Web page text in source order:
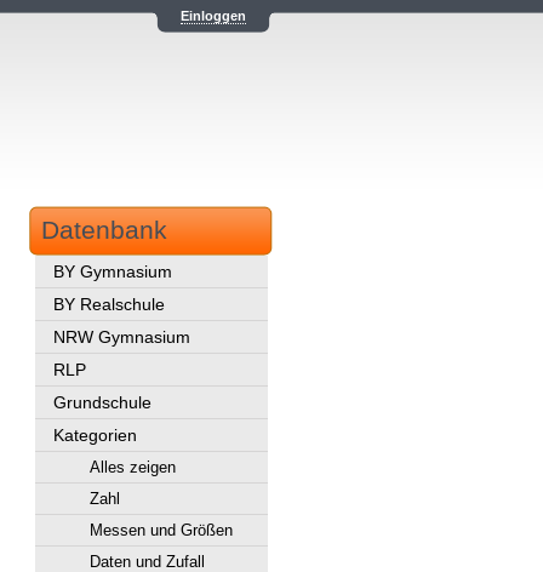
Einloggen
Datenbank
BY Gymnasium
BY Realschule
NRW Gymnasium
RLP
Grundschule
Kategorien
Alles zeigen
Zahl
Messen und Größen
Daten und Zufall